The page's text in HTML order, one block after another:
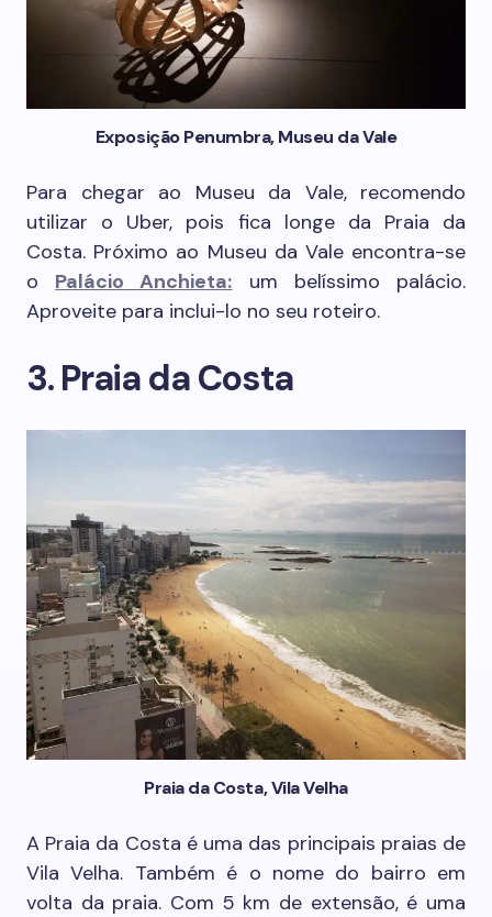
Exposição Penumbra, Museu da Vale
Para chegar ao Museu da Vale, recomendo
utilizar o Uber, pois fica longe da Praia da
Costa. Próximo ao Museu da Vale encontra-se
o Palácio Anchieta: um belíssimo palácio.
Aproveite para inclui-lo no seu roteiro.
3. Praia da Costa
Praia da Costa, Vila Velha
A Praia da Costa é uma das principais praias de
Vila Velha. Também é o nome do bairro em
volta da praia. Com 5 km de extensão, é uma